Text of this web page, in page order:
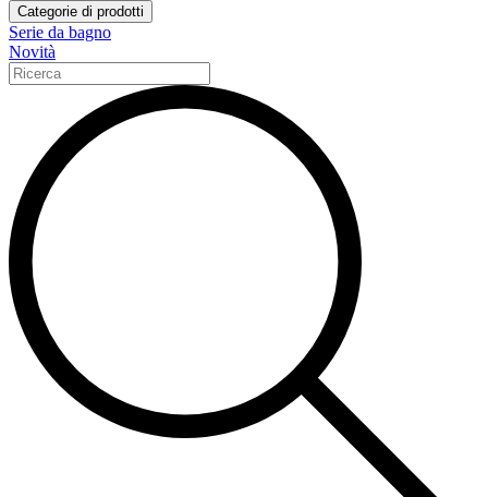
Categorie di prodotti
Serie da bagno
Novità